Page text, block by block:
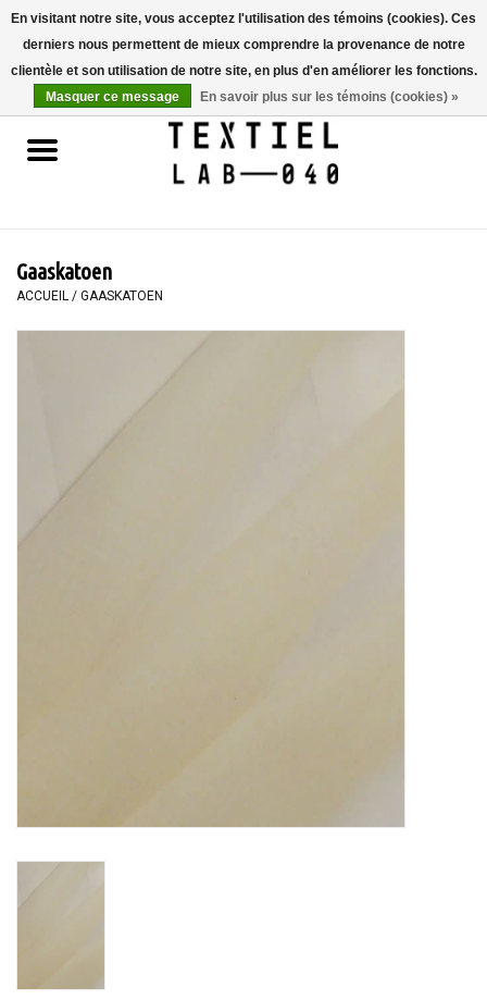
Accueil
LIVRES
PEINTURE
SPECIALS
OUTILS
Gaaskatoen
ACCUEIL / GAASKATOEN
En visitant notre site, vous acceptez l'utilisation des témoins (cookies). Ces
derniers nous permettent de mieux comprendre la provenance de notre
clientèle et son utilisation de notre site, en plus d'en améliorer les fonctions.
Masquer ce message
En savoir plus sur les témoins (cookies) »